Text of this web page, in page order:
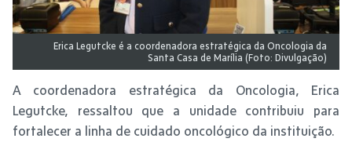
Erica Legutcke é a coordenadora estratégica da Oncologia da
Santa Casa de Marília (Foto: Divulgação)
A coordenadora estratégica da Oncologia, Erica
Legutcke, ressaltou que a unidade contribuiu para
fortalecer a linha de cuidado oncológico da instituição.